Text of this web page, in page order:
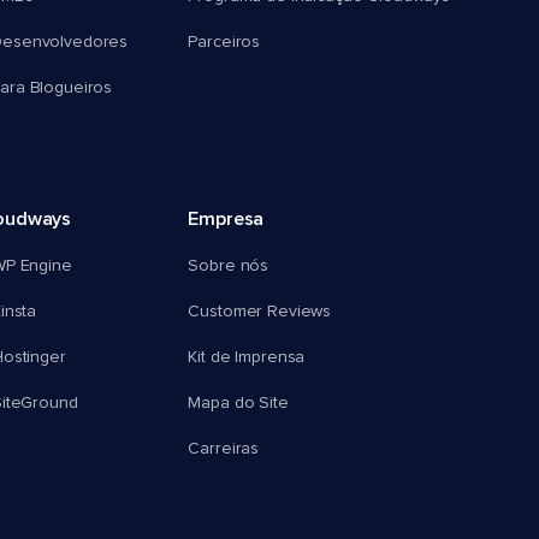
Blogueiros
Parceiros
Engine
Empresa
Sobre nós
Customer Reviews
Kit de Imprensa
Mapa do Site
Carreiras